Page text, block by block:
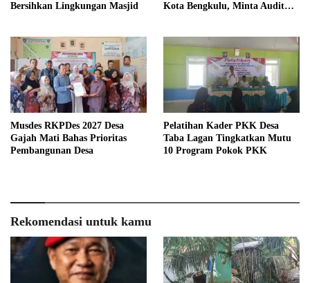
Bersihkan Lingkungan Masjid
Kota Bengkulu, Minta Audit
Musdes RKPDes 2027 Desa
Gajah Mati Bahas Prioritas
Pembangunan Desa
Pelatihan Kader PKK Desa
Taba Lagan Tingkatkan Mutu
10 Program Pokok PKK
Rekomendasi untuk kamu